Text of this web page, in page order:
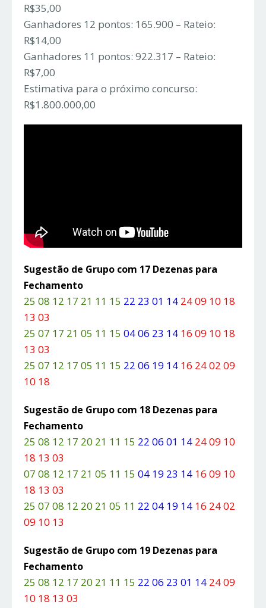
R$35,00
Ganhadores 12 pontos: 165.900 – Rateio:
R$14,00
Ganhadores 11 pontos: 922.317 – Rateio:
R$7,00
Estimativa para o próximo concurso:
R$1.800.000,00
Sugestão de Grupo com 17 Dezenas para
Fechamento
25 08 12 17 21 11 15 22 23 01 14 24 09 10 18
13 03
25 07 17 21 05 11 15 04 06 23 14 16 09 10 18
13 03
25 07 12 17 05 11 15 22 06 19 14 16 24 02 09
10 18
Sugestão de Grupo com 18 Dezenas para
Fechamento
25 08 12 17 20 21 11 15 22 06 01 14 24 09 10
18 13 03
07 08 12 17 21 05 11 15 04 19 23 14 16 09 10
18 13 03
25 07 08 12 20 21 05 11 22 04 19 14 16 24 02
09 10 13
Sugestão de Grupo com 19 Dezenas para
Fechamento
25 08 12 17 20 21 11 15 22 06 23 01 14 24 09
10 18 13 03